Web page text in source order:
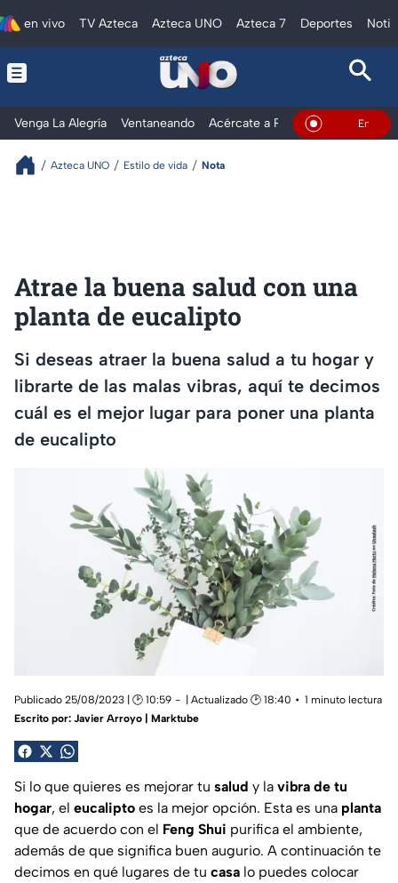
en vivo TV Azteca Azteca UNO Azteca 7 Deportes
Venga La Alegría Ventaneando Acércate a Rocío Al Extremo
En Vivo
Azteca UNO Estilo de vida Nota
Atrae la buena salud con una
planta de eucalipto
Si deseas atraer la buena salud a tu hogar y
librarte de las malas vibras, aquí te decimos
cuál es el mejor lugar para poner una planta
de eucalipto
Publicado 25/08/2023 | 🕑 10:59 | Actualizado 🕑 18:40
1 minuto lectura
Escrito por: Javier Arroyo | Marktube
Si lo que quieres es mejorar tu salud y la vibra de tu
hogar, el eucalipto es la mejor opción. Esta es una planta
que de acuerdo con el Feng Shui purifica el ambiente,
además de que significa buen augurio. A continuación te
decimos en qué lugares de tu casa lo puedes colocar